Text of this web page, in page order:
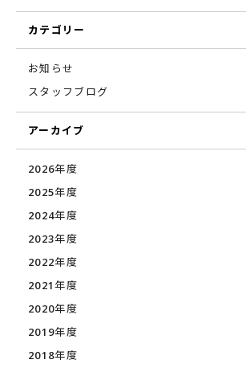
カテゴリー
お知らせ
スタッフブログ
アーカイブ
2026年度
2025年度
2024年度
2023年度
2022年度
2021年度
2020年度
2019年度
2018年度